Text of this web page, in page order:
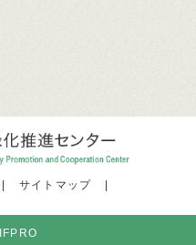
サイトマップ